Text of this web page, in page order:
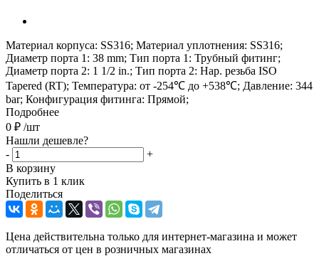
Материал корпуса: SS316; Материал уплотнения: SS316;
Диаметр порта 1: 38 mm; Тип порта 1: Трубный фитинг;
Диаметр порта 2: 1 1/2 in.; Тип порта 2: Нар. резьба ISO
Tapered (RT); Температура: от -254℃ до +538℃; Давление: 344
bar; Конфигурация фитинга: Прямой;
Подробнее
0 ₽ /шт
Нашли дешевле?
-
+
В корзину
Купить в 1 клик
Поделиться
Цена действительна только для интернет-магазина и может
отличаться от цен в розничных магазинах